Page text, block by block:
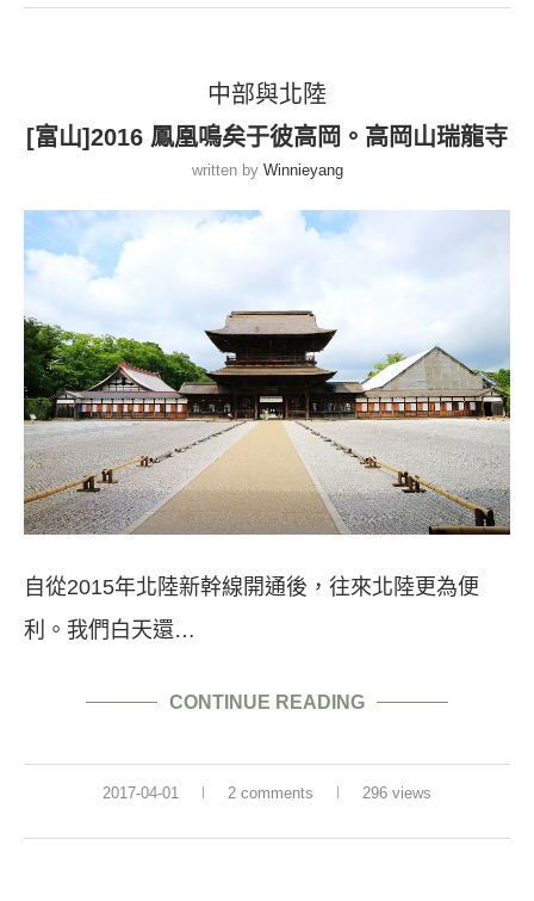
中部與北陸
[富山]2016 鳳凰鳴矣于彼高岡。高岡山瑞龍寺
written by Winnieyang
自從2015年北陸新幹線開通後，往來北陸更為便
利。我們白天還…
CONTINUE READING
2017-04-01 2 comments 296 views